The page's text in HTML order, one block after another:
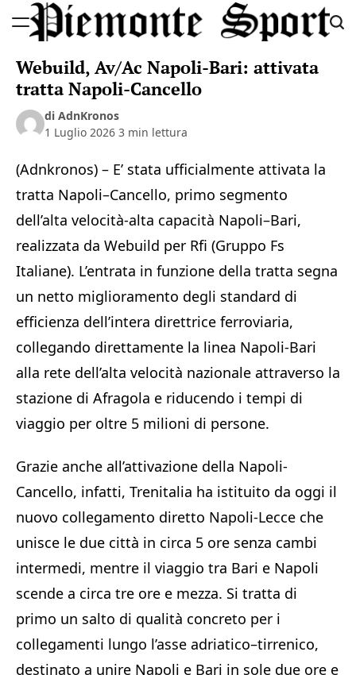
to
Sport
Webuild, Av/Ac Napoli-Bari: attivata
tratta Napoli-Cancello
di AdnKronos
1 Luglio 2026 3 min lettura
(Adnkronos) – E’ stata ufficialmente attivata la
tratta Napoli–Cancello, primo segmento
dell’alta velocità-alta capacità Napoli–Bari,
realizzata da Webuild per Rfi (Gruppo Fs
Italiane). L’entrata in funzione della tratta segna
un netto miglioramento degli standard di
efficienza dell’intera direttrice ferroviaria,
collegando direttamente la linea Napoli-Bari
alla rete dell’alta velocità nazionale attraverso la
stazione di Afragola e riducendo i tempi di
viaggio per oltre 5 milioni di persone.
Grazie anche all’attivazione della Napoli-
Cancello, infatti, Trenitalia ha istituito da oggi il
nuovo collegamento diretto Napoli-Lecce che
unisce le due città in circa 5 ore senza cambi
intermedi, mentre il viaggio tra Bari e Napoli
scende a circa tre ore e mezza. Si tratta di
primo un salto di qualità concreto per i
collegamenti lungo l’asse adriatico–tirrenico,
destinato a unire Napoli e Bari in sole due ore e